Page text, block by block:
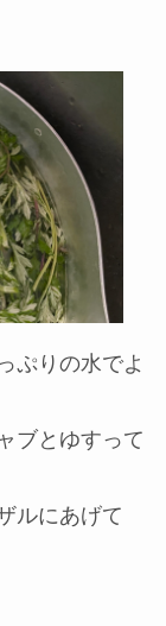
ぷりの水でよ
ブとゆすって
ルにあげて